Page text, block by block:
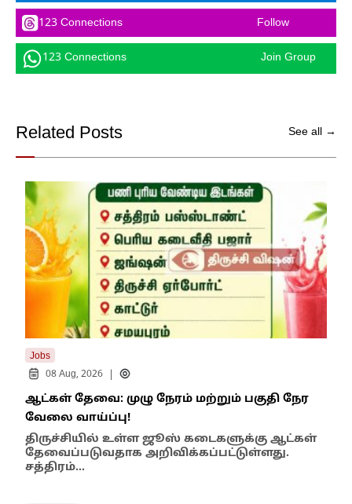
123 Connections Follow
123 Connections Join Group
Related Posts See all →
Jobs
08 Aug, 2026
ஆட்கள் தேவை: முழு நேரம் மற்றும் பகுதி நேர
வேலை வாய்ப்பு!
திருச்சியில் உள்ள ஜூஸ் கடைகளுக்கு ஆட்கள்
தேவைப்படுவதாக அறிவிக்கப்பட்டுள்ளது.
சத்திரம்…